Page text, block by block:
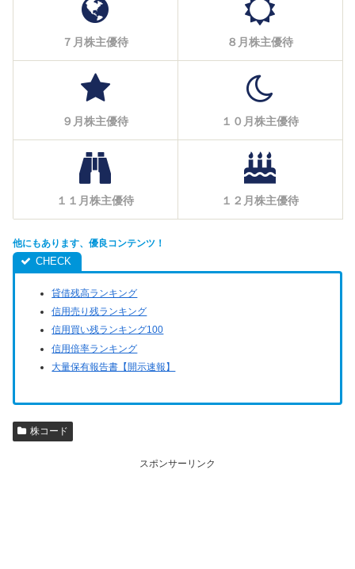
７月株主優待 ８月株主優待
９月株主優待 １０月株主優待
１１月株主優待 １２月株主優待
他にもあります、優良コンテンツ！
貸借残高ランキング
信用売り残ランキング
信用買い残ランキング100
信用倍率ランキング
大量保有報告書【開示速報】
株コード
スポンサーリンク